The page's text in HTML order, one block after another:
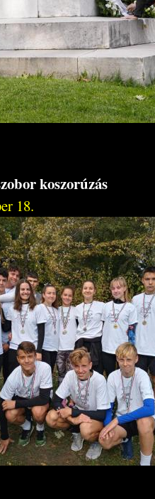
koszorúzás
18.